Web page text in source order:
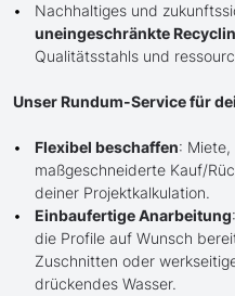
Nachhaltiges und
uneingeschränkte
Qualitätsstahls und
Unser Rundum-Service für
Flexibel beschaffen:
maßgeschneiderte Kauf/
deiner Projektkalkulation.
Einbaufertige Anarbeitung
die Profile auf Wunsch
Zuschnitten oder
drückendes Wasser.